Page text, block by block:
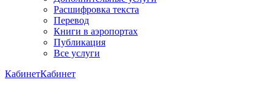
Расшифровка текста
Перевод
Книги в аэропортах
Публикация
Все услуги
КабинетКабинет